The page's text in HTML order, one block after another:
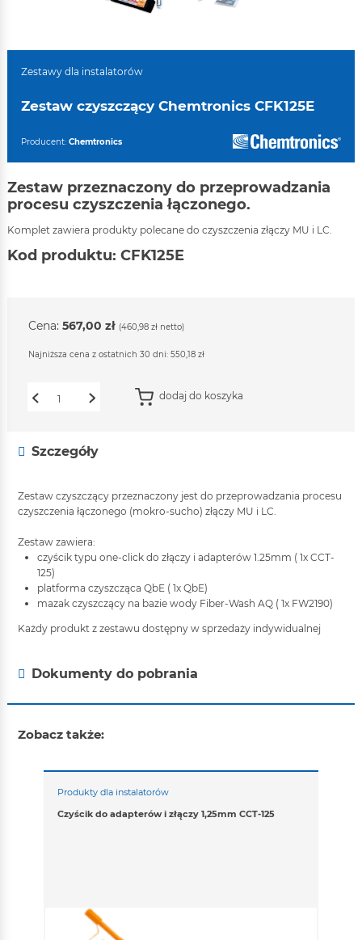
Zestawy dla instalatorów
Zestaw czyszczący Chemtronics CFK125E
Producent:Chemtronics
Zestaw przeznaczony do przeprowadzania
procesu czyszczenia łączonego.
Komplet zawiera produkty polecane do czyszczenia złączy MU i LC.
Kod produktu: CFK125E
Cena: 567,00 zł (460,98 zł netto)
Najniższa cena z ostatnich 30 dni: 550,18 zł
1 dodaj do koszyka
Szczegóły
Zestaw czyszczący przeznaczony jest do przeprowadzania procesu
czyszczenia łączonego (mokro-sucho) złączy MU i LC.
Zestaw zawiera:
czyścik typu one-click do złączy i adapterów 1.25mm ( 1x CCT-
125)
platforma czyszcząca QbE ( 1x QbE)
mazak czyszczący na bazie wody Fiber-Wash AQ ( 1x FW2190)
Każdy produkt z zestawu dostępny w sprzedaży indywidualnej
Dokumenty do pobrania
Zobacz także:
Produkty dla instalatorów
Czyścik do adapterów i złączy 1,25mm CCT-125